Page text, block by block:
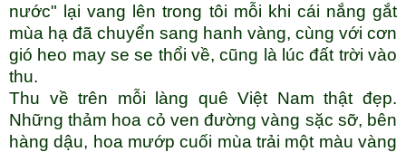
nước" lại vang lên trong tôi mỗi khi cái nắng gắt
mùa hạ đã chuyển sang hanh vàng, cùng với cơn
gió heo may se se thổi về, cũng là lúc đất trời vào
thu.
Thu về trên mỗi làng quê Việt Nam thật đẹp.
Những thảm hoa cỏ ven đường vàng sặc sỡ, bên
hàng dậu, hoa mướp cuối mùa trải một màu vàng